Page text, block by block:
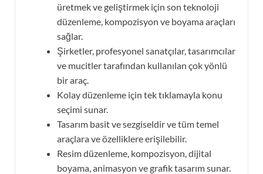
üretmek ve geliştirmek için son teknoloji
düzenleme, kompozisyon ve boyama araçları
sağlar.
Şirketler, profesyonel sanatçılar, tasarımcılar
ve mucitler tarafından kullanılan çok yönlü
bir araç.
Kolay düzenleme için tek tıklamayla konu
seçimi sunar.
Tasarım basit ve sezgiseldir ve tüm temel
araçlara ve özelliklere erişilebilir.
Resim düzenleme, kompozisyon, dijital
boyama, animasyon ve grafik tasarım sunar.